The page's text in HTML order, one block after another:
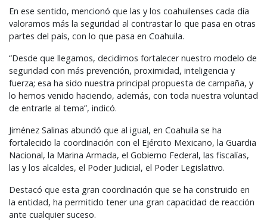
En ese sentido, mencionó que las y los coahuilenses cada día
valoramos más la seguridad al contrastar lo que pasa en otras
partes del país, con lo que pasa en Coahuila.
“Desde que llegamos, decidimos fortalecer nuestro modelo de
seguridad con más prevención, proximidad, inteligencia y
fuerza; esa ha sido nuestra principal propuesta de campaña, y
lo hemos venido haciendo, además, con toda nuestra voluntad
de entrarle al tema”, indicó.
Jiménez Salinas abundó que al igual, en Coahuila se ha
fortalecido la coordinación con el Ejército Mexicano, la Guardia
Nacional, la Marina Armada, el Gobierno Federal, las fiscalías,
las y los alcaldes, el Poder Judicial, el Poder Legislativo.
Destacó que esta gran coordinación que se ha construido en
la entidad, ha permitido tener una gran capacidad de reacción
ante cualquier suceso.